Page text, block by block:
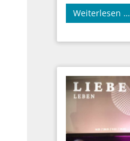
Weiterlesen …